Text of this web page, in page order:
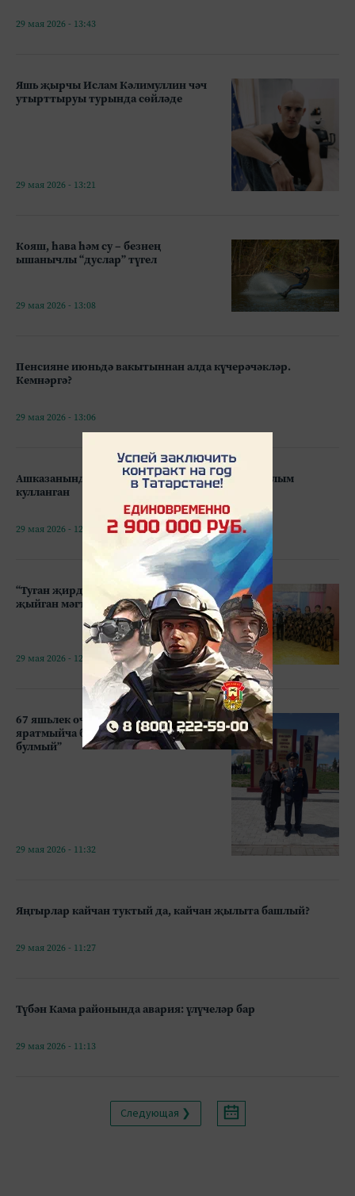
29 мая 2026 - 13:43
Яшь җырчы Ислам Кәлимуллин чәч
утырттыруы турында сөйләде
29 мая 2026 - 13:21
Кояш, һава һәм су – безнең
ышанычлы “дуслар” түгел
29 мая 2026 - 13:08
Пенсияне июньдә вакытыннан алда күчерәчәкләр.
Кемнәргә?
29 мая 2026 - 13:06
Ашказанындагы 16 магнит: табиблар уникаль алым
кулланган
29 мая 2026 - 12:43
“Туган җирдә бәхет”: авылдашларны
җыйган мәгънәле очрашу
29 мая 2026 - 12:39
67 яшьлек очучы сере: “Күкләрне
яратмыйча бу һөнәрдә калып
булмый”
29 мая 2026 - 11:32
Яңгырлар кайчан туктый да, кайчан җылыта башлый?
29 мая 2026 - 11:27
Түбән Кама районында авария: үлүчеләр бар
29 мая 2026 - 11:13
Следующая ❯